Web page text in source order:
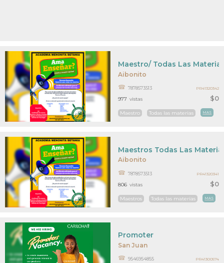
Aibonito
$0
Maestro/ Todas Las
7878573513
Maestro Todas las materias MAS
977 vistas
PR41320342
Aibonito
$0
Maestros Todas Las
7878573513
Maestros Todas las materias MAS
806 vistas
PR41320341
San Juan
Promoter
9546954855 PR41300574